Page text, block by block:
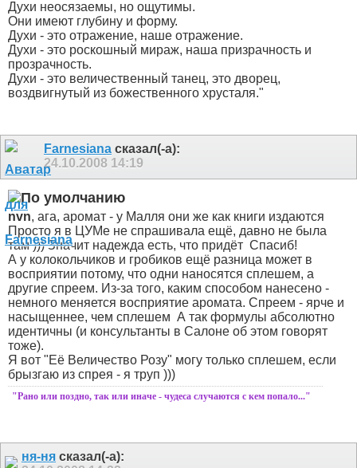
Духи неосязаемы, но ощутимы.
Они имеют глубину и форму.
Духи - это отражение, наше отражение.
Духи - это роскошный мираж, наша призрачность и
прозрачность.
Духи - это величественный танец, это дворец,
воздвигнутый из божественного хрусталя."
Farnesiana сказал(-а):
24.10.2008 14:19
nvn, ага, аромат - у Малля они же как книги издаются
Просто я в ЦУМе не спрашивала ещё, давно не была
там ))) Значит надежда есть, что придёт Спасиб!
А у колокольчиков и гробиков ещё разница может в
восприятии потому, что одни наносятся сплешем, а
другие спреем. Из-за того, каким способом нанесено -
немного меняется восприятие аромата. Спреем - ярче и
насыщеннее, чем сплешем А так формулы абсолютно
идентичны (и консультанты в Салоне об этом говорят
тоже).
Я вот "Её Величество Розу" могу только сплешем, если
брызгаю из спрея - я труп )))
"Рано или поздно, так или иначе - чудеса случаются с кем попало..."
ня-ня сказал(-а):